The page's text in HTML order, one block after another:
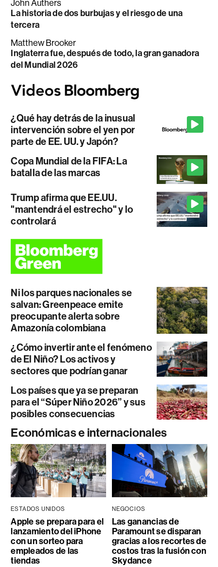
John Authers
La historia de dos burbujas y el riesgo de una
tercera
Matthew Brooker
Inglaterra fue, después de todo, la gran ganadora
del Mundial 2026
¿Qué hay detrás de la inusual
intervención sobre el yen por
parte de EE. UU. y Japón?
Copa Mundial de la FIFA: La
batalla de las marcas
Trump afirma que EE.UU.
"mantendrá el estrecho" y lo
controlará
Ni los parques nacionales se
salvan: Greenpeace emite
preocupante alerta sobre
Amazonía colombiana
¿Cómo invertir ante el fenómeno
de El Niño? Los activos y
sectores que podrían ganar
Los países que ya se preparan
para el “Súper Niño 2026” y sus
posibles consecuencias
Económicas e internacionales
ESTADOS UNIDOS
Apple se prepara para el
lanzamiento del iPhone
con un sorteo para
empleados de las
tiendas
NEGOCIOS
Las ganancias de
Paramount se disparan
gracias a los recortes de
costos tras la fusión con
Skydance